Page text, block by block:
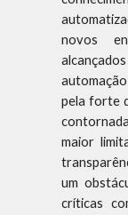
novos
pela forte
maior
um
críticas